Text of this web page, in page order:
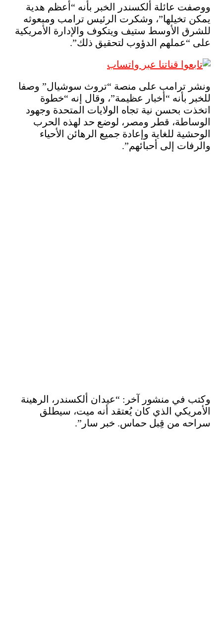
ووصفت عائلة ألكسندر الخبر بأنه “أعظم هدية
يمكن تخيلها”، وشكرت الرئيس ترامب ومبعوثه
للشرق الأوسط ستيف ويتكوف والإدارة الأمريكية
على “عملهم الدؤوب لتحقيق ذلك”.
ونشر ترامب على منصة “تروث سوشيال” وصفا
للخبر بأنه “أخبار عظيمة”، وقال إنه “خطوة
اتخذت بحسن نية تجاه الولايات المتحدة وجهود
الوساطة، قطر ومصر، لوضع حد لهذه الحرب
الوحشية للغاية وإعادة جميع الرهائن الأحياء
والرفات إلى أحبائهم”.
وكتب في منشور آخر: “عيدان ألكسندر، الرهينة
الأمريكي الذي كان يُعتقد أنه ميت، سيطلق
سراحه من قِبل حماس. خبر سار”.